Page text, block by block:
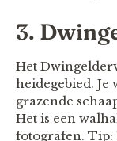
3.
Het
heidegebied.
grazende
Het is een
fotografen.